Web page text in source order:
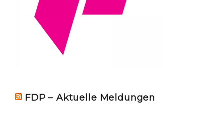
FDP – Aktuelle Meldungen